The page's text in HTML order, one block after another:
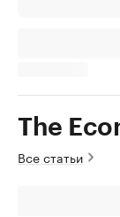
The
Все статьи